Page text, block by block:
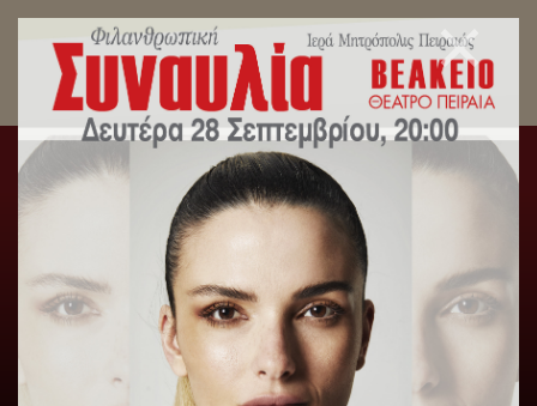
Αυτή την Τρίτη 4 Δεκεμβρίου η ΣΥΝΑΥΛΙΑ
ΚΑΤΑ ΤΗΣ ΦΤΩΧΕΙΑΣ από την Ιερά
Μητρόπολη Πειραιώς. 19:00, Δημοτικό Θέατρο
Πειραιά.